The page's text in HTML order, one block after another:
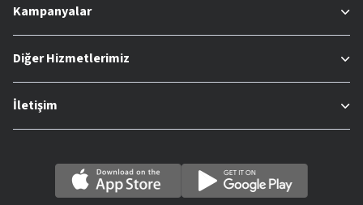
Kampanyalar
Diğer Hizmetlerimiz
İletişim